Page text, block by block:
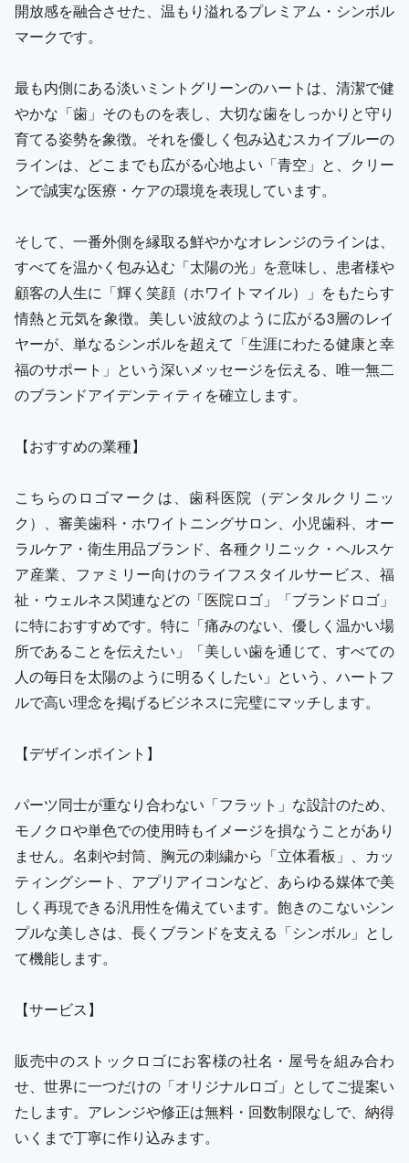
開放感を融合させた、温もり溢れるプレミアム・シンボル
マークです。
最も内側にある淡いミントグリーンのハートは、清潔で健
やかな「歯」そのものを表し、大切な歯をしっかりと守り
育てる姿勢を象徴。それを優しく包み込むスカイブルーの
ラインは、どこまでも広がる心地よい「青空」と、クリー
ンで誠実な医療・ケアの環境を表現しています。
そして、一番外側を縁取る鮮やかなオレンジのラインは、
すべてを温かく包み込む「太陽の光」を意味し、患者様や
顧客の人生に「輝く笑顔（ホワイトマイル）」をもたらす
情熱と元気を象徴。美しい波紋のように広がる3層のレイ
ヤーが、単なるシンボルを超えて「生涯にわたる健康と幸
福のサポート」という深いメッセージを伝える、唯一無二
のブランドアイデンティティを確立します。
【おすすめの業種】
こちらのロゴマークは、歯科医院（デンタルクリニッ
ク）、審美歯科・ホワイトニングサロン、小児歯科、オー
ラルケア・衛生用品ブランド、各種クリニック・ヘルスケ
ア産業、ファミリー向けのライフスタイルサービス、福
祉・ウェルネス関連などの「医院ロゴ」「ブランドロゴ」
に特におすすめです。特に「痛みのない、優しく温かい場
所であることを伝えたい」「美しい歯を通じて、すべての
人の毎日を太陽のように明るくしたい」という、ハートフ
ルで高い理念を掲げるビジネスに完璧にマッチします。
【デザインポイント】
パーツ同士が重なり合わない「フラット」な設計のため、
モノクロや単色での使用時もイメージを損なうことがあり
ません。名刺や封筒、胸元の刺繍から「立体看板」、カッ
ティングシート、アプリアイコンなど、あらゆる媒体で美
しく再現できる汎用性を備えています。飽きのこないシン
プルな美しさは、長くブランドを支える「シンボル」とし
て機能します。
【サービス】
販売中のストックロゴにお客様の社名・屋号を組み合わ
せ、世界に一つだけの「オリジナルロゴ」としてご提案い
たします。アレンジや修正は無料・回数制限なしで、納得
いくまで丁寧に作り込みます。